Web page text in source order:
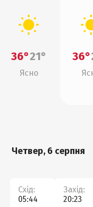
36°21°
Ясно
36°
Четвер, 6 серпня
Схід:
05:44
Захід:
20:23